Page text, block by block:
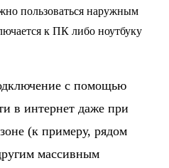
пользоваться наружным
к ПК либо ноутбуку
с помощью
в интернет даже при
(к примеру, рядом
массивным